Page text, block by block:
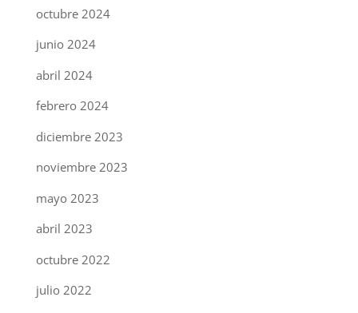
octubre 2024
junio 2024
abril 2024
febrero 2024
diciembre 2023
noviembre 2023
mayo 2023
abril 2023
octubre 2022
julio 2022